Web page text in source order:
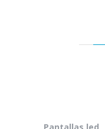
Pantallas led